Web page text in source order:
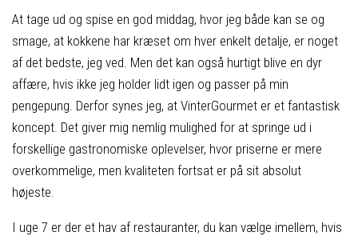
At tage ud og spise en god middag, hvor jeg både kan se og
smage, at kokkene har kræset om hver enkelt detalje, er noget
af det bedste, jeg ved. Men det kan også hurtigt blive en dyr
affære, hvis ikke jeg holder lidt igen og passer på min
pengepung. Derfor synes jeg, at VinterGourmet er et fantastisk
koncept. Det giver mig nemlig mulighed for at springe ud i
forskellige gastronomiske oplevelser, hvor priserne er mere
overkommelige, men kvaliteten fortsat er på sit absolut
højeste.
I uge 7 er der et hav af restauranter, du kan vælge imellem, hvis